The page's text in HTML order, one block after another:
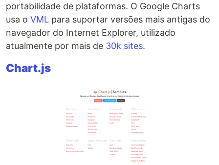
portabilidade de plataformas. O Google Charts
usa o VML para suportar versões mais antigas do
navegador do Internet Explorer, utilizado
atualmente por mais de 30k sites.
Chart.js